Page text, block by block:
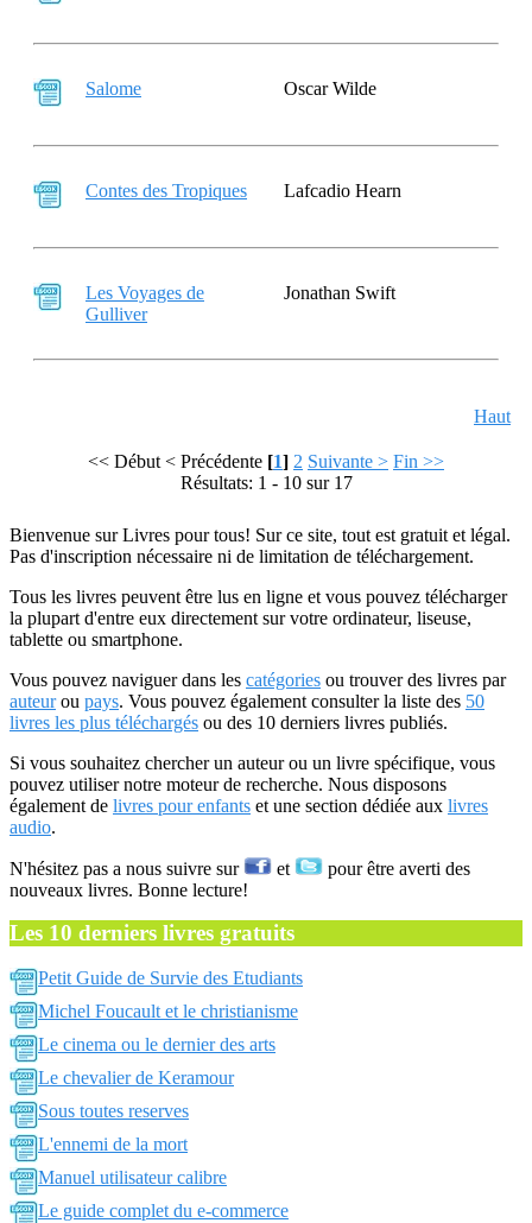
Salome Oscar Wilde
Contes des Tropiques Lafcadio Hearn
Les Voyages de
Gulliver
Jonathan Swift
Haut
<< Début < Précédente [1] 2 Suivante > Fin >>
Résultats: 1 - 10 sur 17
Bienvenue sur Livres pour tous! Sur ce site, tout est gratuit et légal.
Pas d'inscription nécessaire ni de limitation de téléchargement.
Tous les livres peuvent être lus en ligne et vous pouvez télécharger
la plupart d'entre eux directement sur votre ordinateur, liseuse,
tablette ou smartphone.
Vous pouvez naviguer dans les catégories ou trouver des livres par
auteurou pays. Vous pouvez également consulter la liste des 50
livres les plus téléchargés ou des 10 derniers livres publiés.
Si vous souhaitez chercher un auteur ou un livre spécifique, vous
pouvez utiliser notre moteur de recherche. Nous disposons
également de livres pour enfants et une section dédiée aux livres
audio.
N'hésitez pas a nous suivre sur et
pour être averti des
nouveaux livres. Bonne lecture!
Les 10 derniers livres gratuits
Petit Guide de Survie des Etudiants
Michel Foucault et le christianisme
Le cinema ou le dernier des arts
Le chevalier de Keramour
Sous toutes reserves
L'ennemi de la mort
Manuel utilisateur calibre
Le guide complet du e-commerce